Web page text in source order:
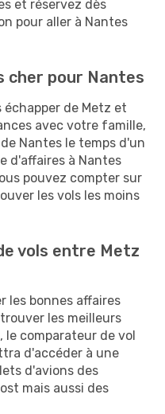
et réservez dès
pour aller à Nantes
cher pour Nantes
échapper de Metz et
avec votre famille,
Nantes le temps d'un
d'affaires à Nantes
pouvez compter sur
les vols les moins
vols entre Metz
les bonnes affaires
les meilleurs
le comparateur de vol
d'accéder à une
d'avions des
mais aussi des